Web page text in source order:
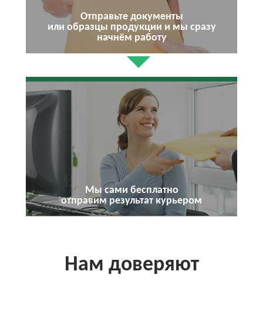
Отправьте документы
или образцы продукции и мы сразу
начнём работу
Мы сами бесплатно
отправим результат курьером
Нам доверяют